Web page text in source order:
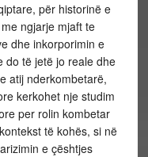
për historinë e
ngjarje mjaft te
dhe inkorporimin e
do të jetë jo reale dhe
atij nderkombetarë,
kerkohet nje studim
per rolin kombetar
të kohës, si në
e çështjes